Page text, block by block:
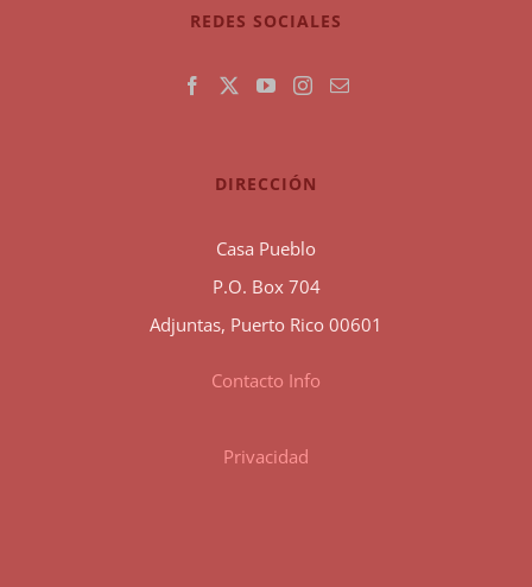
REDES SOCIALES
DIRECCIÓN
Casa Pueblo
P.O. Box 704
Adjuntas, Puerto Rico 00601
Contacto Info
Privacidad